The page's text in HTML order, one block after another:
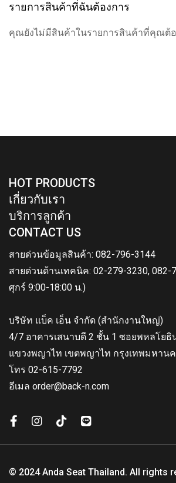
รายการสินค้าที่ฉันต้องการ
คุณยังไม่มีสินค้าในรายการสินค้าที่คุณต้อ
HOT PRODUCTS
เกี่ยวกับเรา
บริการลูกค้า
CONTACT US
สายด่วนข้อมูลสินค้า: 082-796-3144
สายด่วนด้านเทคนิค: 02-279-3230, 082-
ศุกร์ 9:00-18:00 น.)
บริษัท แบ็ค เอ็น จำกัด (สำนักงานใหญ่)
4/7 อาคารเสนาบดี 2 ชั้น 1 ซอยพหลโย
แขวงพญาไท เขตพญาไท กรุงเทพมหานค
โทร 02-615-7792
อีเมล order@back-n.com
© 2024 Anda Seat Thailand. All rights